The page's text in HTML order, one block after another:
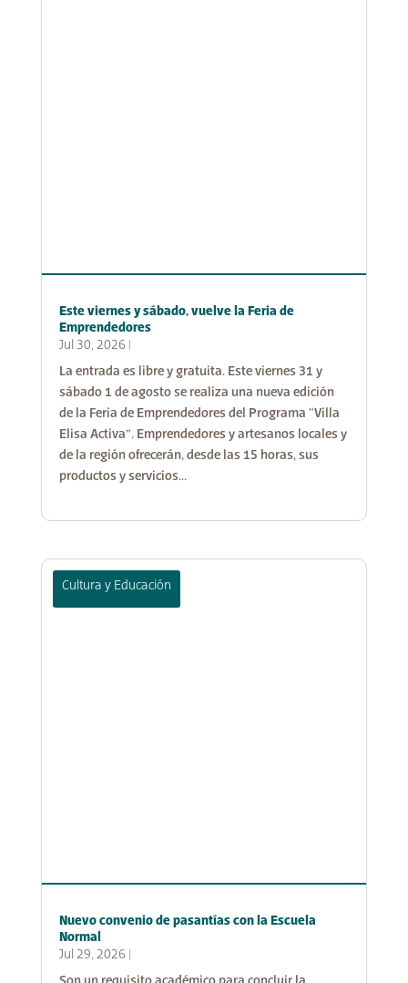
Este viernes y sábado, vuelve la Feria de
Emprendedores
Jul 30, 2026 |
La entrada es libre y gratuita. Este viernes 31 y
sábado 1 de agosto se realiza una nueva edición
de la Feria de Emprendedores del Programa “Villa
Elisa Activa”. Emprendedores y artesanos locales y
de la región ofrecerán, desde las 15 horas, sus
productos y servicios...
Nuevo convenio de pasantías con la Escuela
Normal
Jul 29, 2026
Cultura y Educación